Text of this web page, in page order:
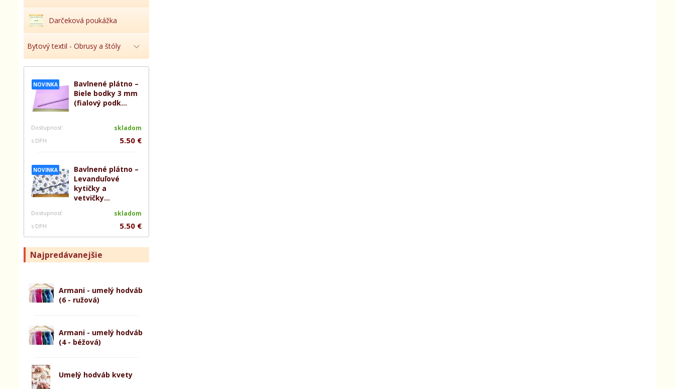
Darčeková poukážka
Bytový textil - Obrusy a štóly
NOVINKA
Bavlnené plátno –
Biele bodky 3 mm
(fialový podk...
Dostupnosť skladom
s DPH 5.50 €
NOVINKA
Bavlnené plátno –
Levanduľové
kytičky a
vetvičky...
Dostupnosť skladom
s DPH 5.50 €
Najpredávanejšie
Armani - umelý hodváb
(6 - ružová)
Armani - umelý hodváb
(4 - béžová)
Umelý hodváb kvety